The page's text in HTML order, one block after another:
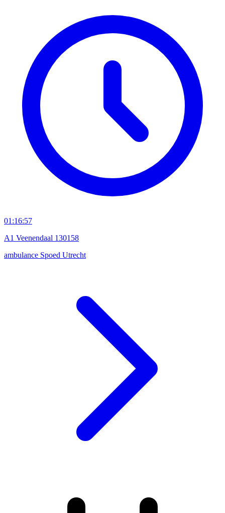
01:16:57
A1 Veenendaal 130158
ambulance Spoed Utrecht